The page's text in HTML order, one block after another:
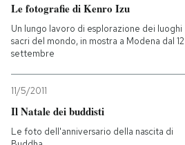
AREA PERSONALE
Entra
Le fotografie di Kenro Izu
Un lungo lavoro di esplorazione dei luoghi
sacri del mondo, in mostra a Modena dal 12
settembre
11/5/2011
Il Natale dei buddisti
Le foto dell'anniversario della nascita di